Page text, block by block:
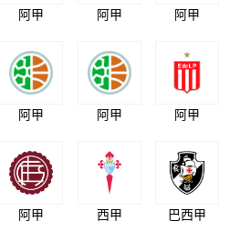
阿甲 阿甲 阿甲
阿甲 阿甲 阿甲
阿甲 西甲 巴西甲